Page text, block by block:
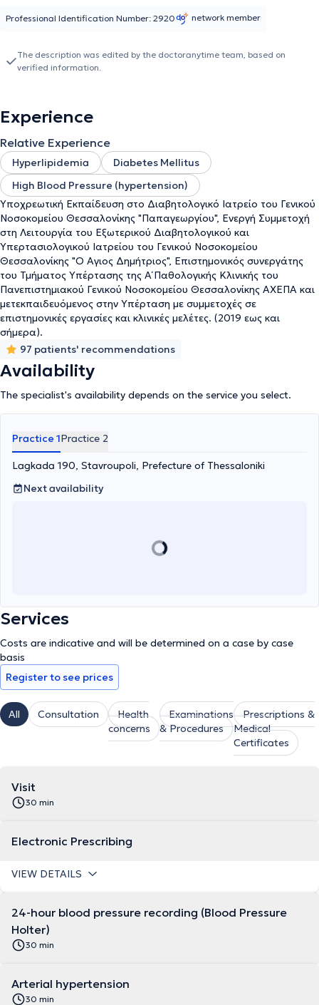
Dimitrios" and in May 2017, after successful examinations,
Hypertension of the 1st Pathology Clinic of the University General
Hospital of Thessaloniki AHEPA, while completing his
been a member of the Hellenic Society of Alzheimer's Disease and
Related Disorders, treasurer of the Panhellenic Institute of
Neurodegenerative Diseases (P.I.N.Dis), a member of the Audit
Committee of the Atherosclerosis Society of Northern Greece
(EABE), and is a member of the Hellenic Hypertension Society as
well as the Hellenic Diabetes Association. In his private practice, he
manages a wide range of cases, combining his extensive
experience with scientific proficiency. It is also notable that he
maintains a particular scientific focus on cases of Arterial
Hypertension, Diabetes Mellitus, and Hyperlipidemia. Finally, in
alignment with contemporary medical standards, the doctor
actively participates in numerous scientific conferences,
workshops, seminars, and continuing education courses.
Professional Identification Number: 2920 network member
The description was edited by the doctoranytime team, based on
verified information.
Experience
Relative Experience
Hyperlipidemia
Diabetes Mellitus
High Blood Pressure (hypertension)
Υποχρεωτική Εκπαίδευση στο Διαβητολογικό Ιατρείο του Γενικού
Νοσοκομείου Θεσσαλονίκης "Παπαγεωργίου", Ενεργή Συμμετοχή
στη Λειτουργία του Εξωτερικού Διαβητολογικού και
Υπερτασιολογικού Ιατρείου του Γενικού Νοσοκομείου
Θεσσαλονίκης "Ο Αγιος Δημήτριος", Επιστημονικός συνεργάτης
του Τμήματος Υπέρτασης της Α΄ Παθολογικής Κλινικής του
Πανεπιστημιακού Γενικού Νοσοκομείου Θεσσαλονίκης ΑΧΕΠΑ και
μετεκπαιδευόμενος στην Υπέρταση με συμμετοχές σε
επιστημονικές εργασίες και κλινικές μελέτες. (2019 εως και
σήμερα).
97 patients' recommendations
Availability
The specialist's availability depends on the service you select.
Practice 1Practice 2
Lagkada 190, Stavroupoli, Prefecture of Thessaloniki
Next availability
Services
Costs are indicative and will be determined on a case by case
basis
Register to see prices
All Consultation
Health
concerns
Examinations
& Procedures
Prescriptions &
Medical
Certificates
Visit
30 min
Electronic Prescribing
VIEW DETAILS
24-hour blood pressure recording (Blood Pressure
Holter)
30 min
Arterial hypertension
30 min